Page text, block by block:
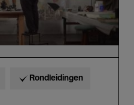
Rondleidingen